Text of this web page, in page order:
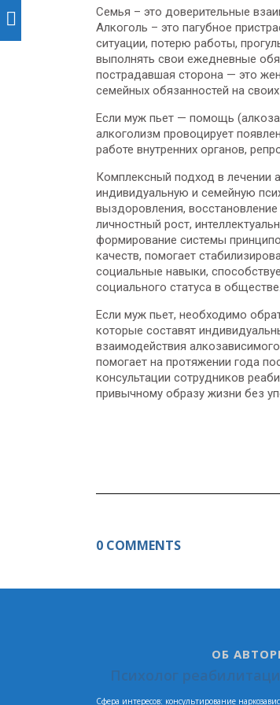
Семья – это доверительные
Алкоголь – это пагубное
ситуации, потерю работы,
выполнять свои ежедневные
пострадавшая сторона — это
семейных обязанностей на
Если муж пьет — помощь
алкоголизм провоцирует
работе внутренних органов,
Комплексный подход в лечении
индивидуальную и семейную
выздоровления,
личностный рост,
формирование системы
качеств, помогает
социальные навыки,
социального статуса в обществе.
Если муж пьет, необходимо
которые составят
взаимодействия
помогает на протяжении года
консультации сотрудников
привычному образу жизни без
0 COMMENTS
ОБ
Психолог
Сфера интересов: консультирование